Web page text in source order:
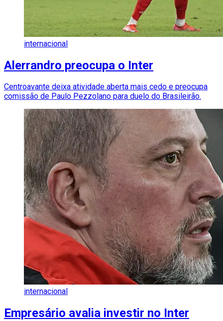
internacional
Alerrandro preocupa o Inter
Centroavante deixa atividade aberta mais cedo e preocupa
comissão de Paulo Pezzolano para duelo do Brasileirão.
internacional
Empresário avalia investir no Inter